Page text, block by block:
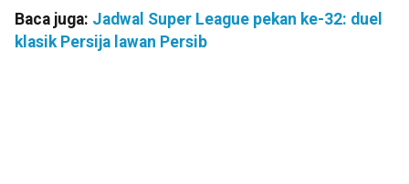
Baca juga: Jadwal Super League pekan ke-32: duel
klasik Persija lawan Persib